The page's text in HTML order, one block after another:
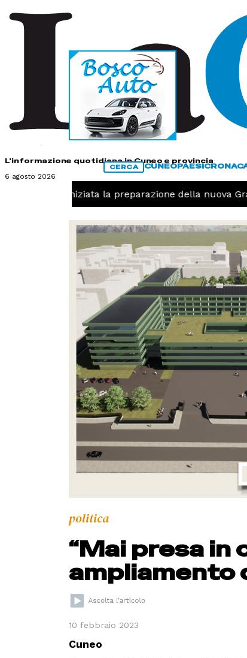
L'informazione quotidiana in Cuneo e provincia
6 agosto 2026
CERCA CUNEOPAESI
Pallavolo, iniziata la preparazione della nuova
politica
“Mai presa in
ampliamento
10 febbraio 2023
Cuneo